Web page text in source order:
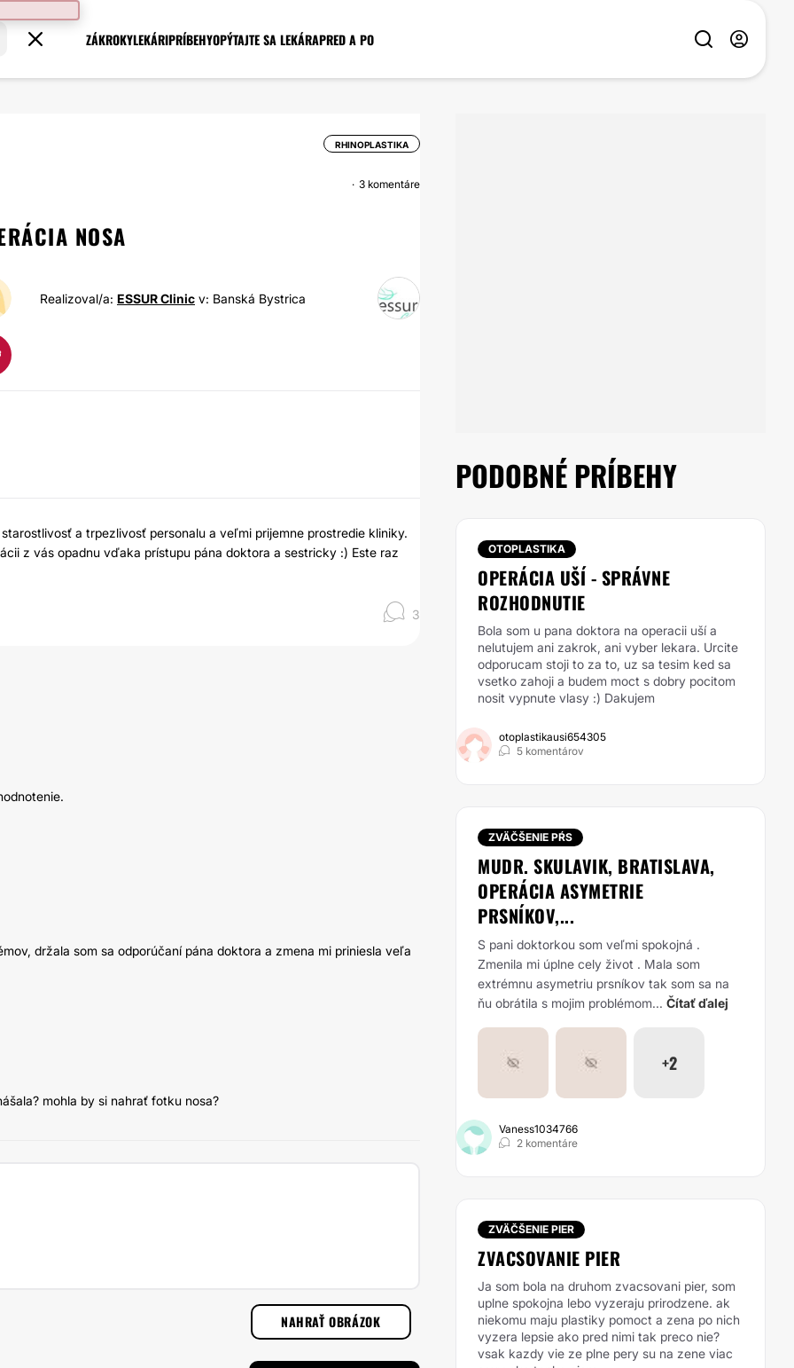
ZÁKROKYLEKÁRIPRÍBEHYOPÝTAJTE SA LEKÁRAPRED A PO
RHINOPLASTIKA
3 komentáre
NOSA
Realizoval/a: ESSUR Clinic v: Banská Bystrica
a trpezlivosť personalu a veľmi prijemne prostredie kliniky.
z vás opadnu vďaka prístupu pána doktora a sestricky :) Este raz
3
držala som sa odporúčaní pána doktora a zmena mi priniesla veľa
mohla by si nahrať fotku nosa?
NAHRAŤ OBRÁZOK
PODOBNÉ PRÍBEHY
OTOPLASTIKA
OPERÁCIA UŠÍ - SPRÁVNE
ROZHODNUTIE
Bola som u pana doktora na operacii uší a
nelutujem ani zakrok, ani vyber lekara. Urcite
odporucam stoji to za to, uz sa tesim ked sa
vsetko zahoji a budem moct s dobry pocitom
nosit vypnute vlasy :) Dakujem
otoplastikausi654305
5 komentárov
ZVÄČŠENIE PŔS
MUDR. SKULAVIK, BRATISLAVA,
OPERÁCIA ASYMETRIE
PRSNÍKOV,...
S pani doktorkou som veľmi spokojná .
Zmenila mi úplne cely život . Mala som
extrémnu asymetriu prsníkov tak som sa na
ňu obrátila s mojim problémom... Čítať ďalej
+2
Vaness1034766
2 komentáre
ZVÄČŠENIE PIER
ZVACSOVANIE PIER
Ja som bola na druhom zvacsovani pier, som
uplne spokojna lebo vyzeraju prirodzene. ak
niekomu maju plastiky pomoct a zena po nich
vyzera lepsie ako pred nimi tak preco nie?
vsak kazdy vie ze plne pery su na zene viac